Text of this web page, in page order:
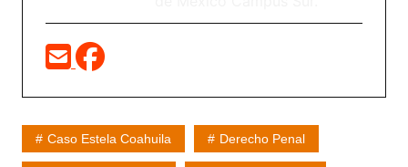
Caso Estela Coahuila Derecho Penal